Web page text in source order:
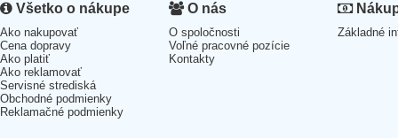
Všetko o nákupe
Ako nakupovať
Cena dopravy
Ako platiť
Ako reklamovať
Servisné strediská
Obchodné podmienky
Reklamačné podmienky
O nás
O spoločnosti
Voľné pracovné pozície
Kontakty
Základné